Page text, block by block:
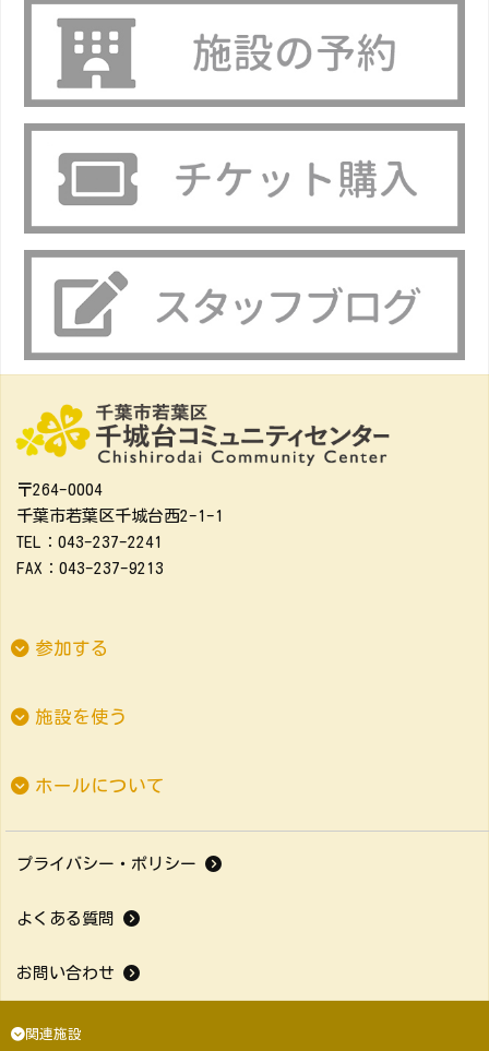
〒264-0004
千葉市若葉区千城台西2-1-1
TEL：043-237-2241
FAX：043-237-9213
参加する
施設を使う
ホールについて
プライバシー・ポリシー
よくある質問
お問い合わせ
関連施設